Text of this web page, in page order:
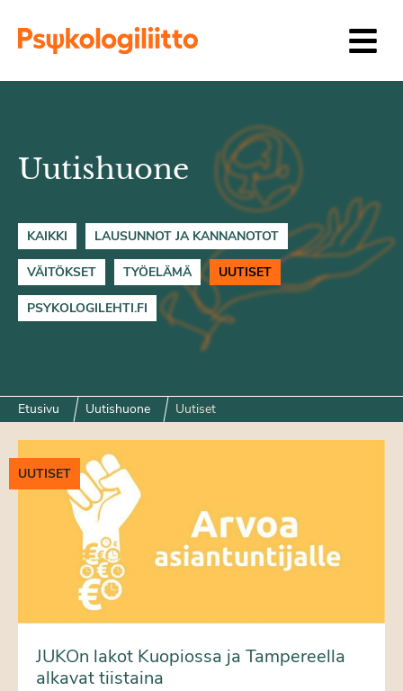
Uutishuone
KAIKKI LAUSUNNOT JA KANNANOTOT
VÄITÖKSET TYÖELÄMÄ UUTISET
PSYKOLOGILEHTI.FI
Etusivu Uutishuone Uutiset
UUTISET
JUKOn lakot Kuopiossa ja Tampereella
alkavat tiistaina